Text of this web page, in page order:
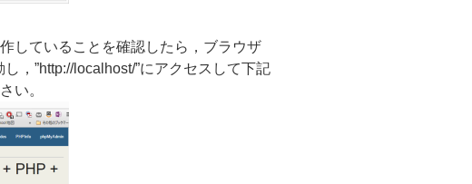
していることを確認したら，ブラウザ
，”http://localhost/”にアクセスして下記
い。